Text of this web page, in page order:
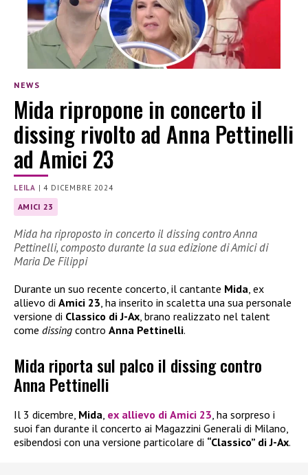
NEWS
Mida ripropone in concerto il
dissing rivolto ad Anna Pettinelli
ad Amici 23
LEILA |4 DICEMBRE 2024
AMICI 23
Mida ha riproposto in concerto il dissing contro Anna
Pettinelli, composto durante la sua edizione di Amici di
Maria De Filippi
Durante un suo recente concerto, il cantante Mida, ex
allievo di Amici 23, ha inserito in scaletta una sua personale
versione di Classico di J-Ax, brano realizzato nel talent
come dissing contro Anna Pettinelli.
Mida riporta sul palco il dissing contro
Anna Pettinelli
Il 3 dicembre, Mida ex allievo di Amici 23 , ha sorpreso i
suoi fan durante il concerto ai Magazzini Generali di Milano,
esibendosi con una versione particolare di “Classico” di J-Ax.